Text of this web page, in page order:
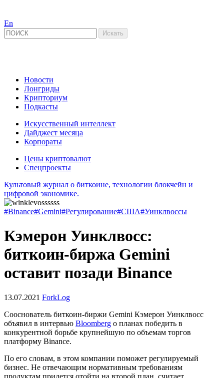
En
Новости
Лонгриды
Крипториум
Подкасты
Искусственный интеллект
Дайджест месяца
Корпораты
Цены криптовалют
Спецпроекты
Культовый журнал о биткоине, технологии блокчейн и
цифровой экономике.
#Binance#Gemini#Регулирование#США#Уинклвоссы
Кэмерон Уинклвосс:
биткоин-биржа Gemini
оставит позади Binance
13.07.2021 ForkLog
Сооснователь биткоин-биржи Gemini Кэмерон Уинклвосс
объявил в интервью Bloomberg о планах победить в
конкурентной борьбе крупнейшую по объемам торгов
платформу Binance.
По его словам, в этом компании поможет регулируемый
бизнес. Не отвечающим нормативным требованиям
продуктам придется отойти на второй план, считает